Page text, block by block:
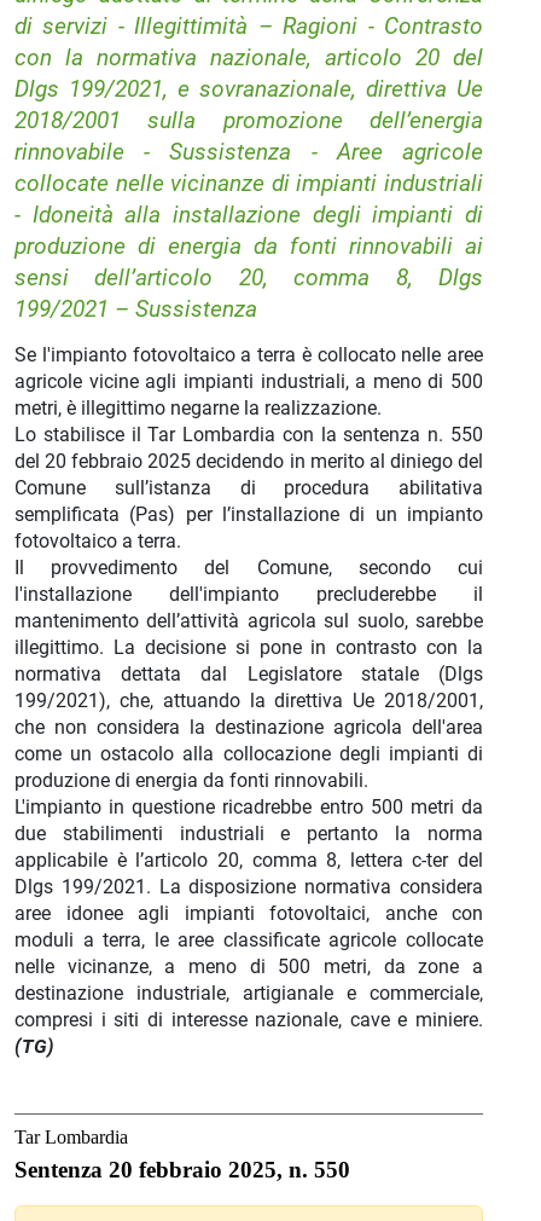
di servizi - Illegittimità – Ragioni - Contrasto
con la normativa nazionale, articolo 20 del
Dlgs 199/2021, e sovranazionale, direttiva Ue
2018/2001 sulla promozione dell’energia
rinnovabile - Sussistenza - Aree agricole
collocate nelle vicinanze di impianti industriali
- Idoneità alla installazione degli impianti di
produzione di energia da fonti rinnovabili ai
sensi dell’articolo 20, comma 8, Dlgs
199/2021 – Sussistenza
Se l'impianto fotovoltaico a terra è collocato nelle aree
agricole vicine agli impianti industriali, a meno di 500
metri, è illegittimo negarne la realizzazione.
Lo stabilisce il Tar Lombardia con la sentenza n. 550
del 20 febbraio 2025 decidendo in merito al diniego del
Comune sull’istanza di procedura abilitativa
semplificata (Pas) per l’installazione di un impianto
fotovoltaico a terra.
Il provvedimento del Comune, secondo cui
l'installazione dell'impianto precluderebbe il
mantenimento dell’attività agricola sul suolo, sarebbe
illegittimo. La decisione si pone in contrasto con la
normativa dettata dal Legislatore statale (Dlgs
199/2021), che, attuando la direttiva Ue 2018/2001,
che non considera la destinazione agricola dell'area
come un ostacolo alla collocazione degli impianti di
produzione di energia da fonti rinnovabili.
L'impianto in questione ricadrebbe entro 500 metri da
due stabilimenti industriali e pertanto la norma
applicabile è l’articolo 20, comma 8, lettera c-ter del
Dlgs 199/2021. La disposizione normativa considera
aree idonee agli impianti fotovoltaici, anche con
moduli a terra, le aree classificate agricole collocate
nelle vicinanze, a meno di 500 metri, da zone a
destinazione industriale, artigianale e commerciale,
compresi i siti di interesse nazionale, cave e miniere.
(TG)
Tar Lombardia
Sentenza 20 febbraio 2025, n. 550